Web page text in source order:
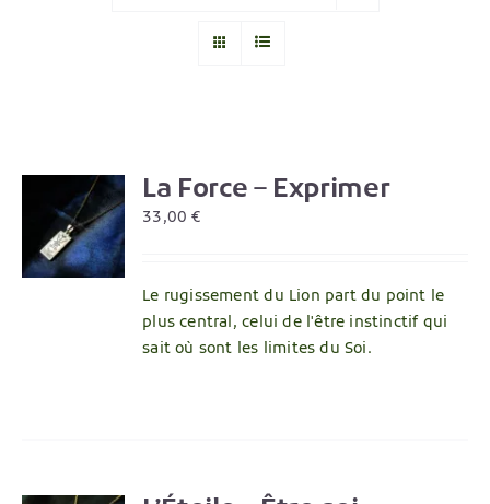
La Force – Exprimer
33,00€
Le rugissement du Lion part du point le
plus central, celui de l'être instinctif qui
sait où sont les limites du Soi.